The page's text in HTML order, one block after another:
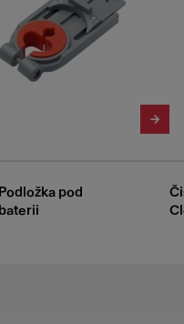
Podložka pod
baterii